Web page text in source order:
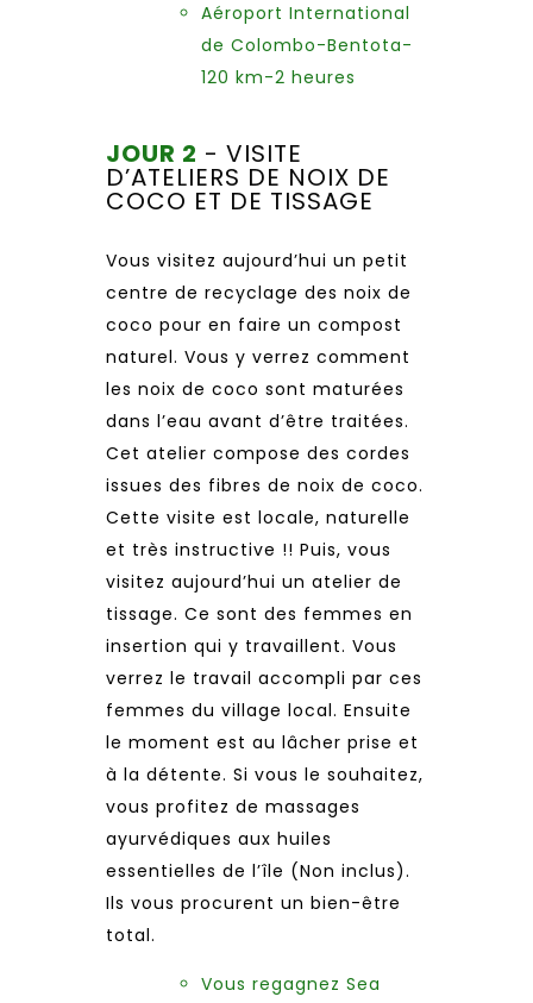
Aéroport International
de Colombo-Bentota-
120 km-2 heures
JOUR 2 - VISITE
D’ATELIERS DE NOIX DE
COCO ET DE TISSAGE
Vous visitez aujourd’hui un petit
centre de recyclage des noix de
coco pour en faire un compost
naturel. Vous y verrez comment
les noix de coco sont maturées
dans l’eau avant d’être traitées.
Cet atelier compose des cordes
issues des fibres de noix de coco.
Cette visite est locale, naturelle
et très instructive !! Puis, vous
visitez aujourd’hui un atelier de
tissage. Ce sont des femmes en
insertion qui y travaillent. Vous
verrez le travail accompli par ces
femmes du village local. Ensuite
le moment est au lâcher prise et
à la détente. Si vous le souhaitez,
vous profitez de massages
ayurvédiques aux huiles
essentielles de l’île (Non inclus).
Ils vous procurent un bien-être
total.
Vous regagnez Sea